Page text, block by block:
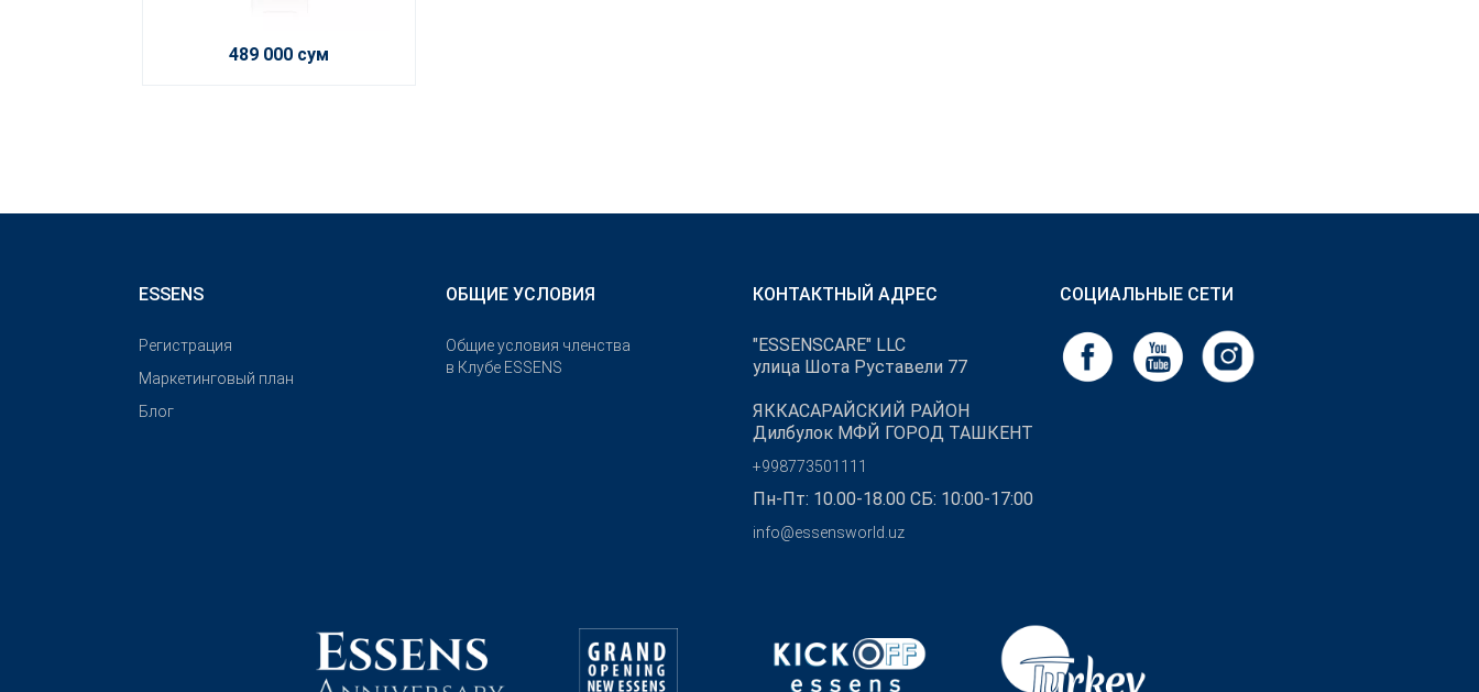
489 000 сум
ESSENS
Pегистрация
Маркетинговый план
Блог
ОБЩИЕ УСЛОВИЯ
Общие условия членства
в Клубе ESSENS
КОНТАКТНЫЙ АДРЕС
"ESSENSCARE" LLC
улица Шота Руставели 77
ЯККАСАРАЙСКИЙ РАЙОН
Дилбулок МФЙ ГОРОД ТАШКЕНТ
+998773501111
Пн-Пт: 10.00-18.00 СБ: 10:00-17:00
info@essensworld.uz
СОЦИАЛЬНЫЕ СЕТИ